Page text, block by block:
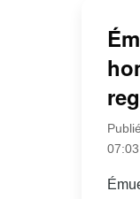
07:03